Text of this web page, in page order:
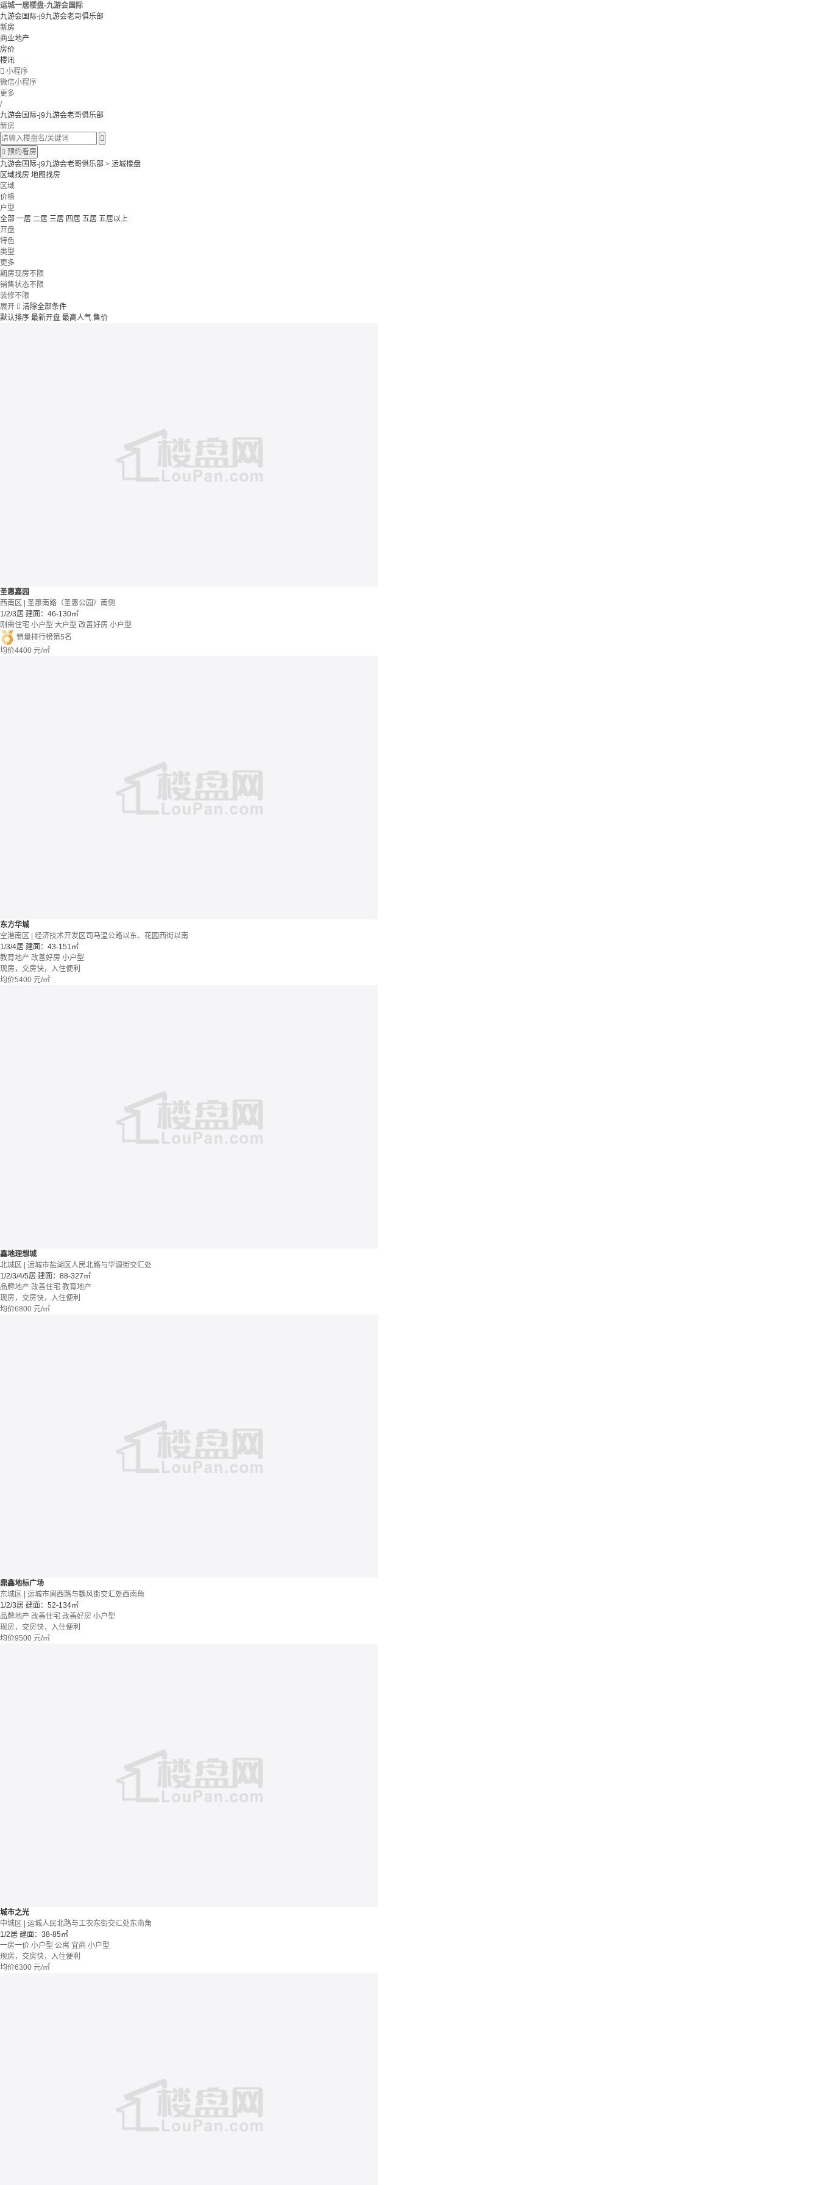
运城一居楼盘-九游会国际
九游会国际-j9九游会老哥俱乐部
新房
商业地产
房价
楼讯
 小程序
微信小程序
更多
/
九游会国际-j9九游会老哥俱乐部
新房

 预约看房
九游会国际-j9九游会老哥俱乐部 > 运城楼盘
区域找房 地图找房
区域
价格
户型
全部 一居 二居 三居 四居 五居 五居以上
开盘
特色
类型
更多
期房现房不限
销售状态不限
装修不限
展开  清除全部条件
默认排序 最新开盘 最高人气 售价
圣惠嘉园
西南区 | 圣惠南路（圣惠公园）南侧
1/2/3居 建面：46-130㎡
刚需住宅 小户型 大户型 改善好房 小户型
销量排行榜第5名
均价4400 元/㎡
东方华城
空港南区 | 经济技术开发区司马温公路以东、花园西街以南
1/3/4居 建面：43-151㎡
教育地产 改善好房 小户型
现房，交房快，入住便利
均价5400 元/㎡
鑫地理想城
北城区 | 运城市盐湖区人民北路与华源街交汇处
1/2/3/4/5居 建面：88-327㎡
品牌地产 改善住宅 教育地产
现房，交房快，入住便利
均价6800 元/㎡
鼎鑫地标广场
东城区 | 运城市周西路与魏风街交汇处西南角
1/2/3居 建面：52-134㎡
品牌地产 改善住宅 改善好房 小户型
现房，交房快，入住便利
均价9500 元/㎡
城市之光
中城区 | 运城人民北路与工农东街交汇处东南角
1/2居 建面：38-85㎡
一房一价 小户型 公寓 宜商 小户型
现房，交房快，入住便利
均价6300 元/㎡